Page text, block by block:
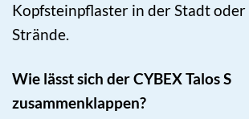
Kopfsteinpflaster in der Stadt oder
Strände.
Wie lässt sich der CYBEX Talos S
zusammenklappen?